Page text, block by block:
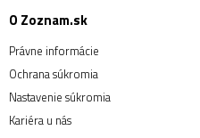
O Zoznam.sk
Právne informácie
Ochrana súkromia
Nastavenie súkromia
Kariéra u nás